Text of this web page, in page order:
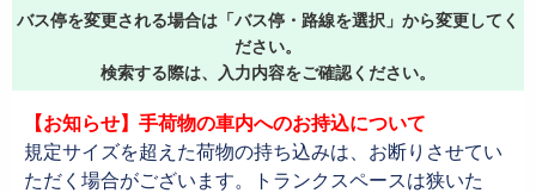
バス停を変更される場合は「バス停・路線を選択」から変更してく
ださい。
検索する際は、入力内容をご確認ください。
【お知らせ】手荷物の車内へのお持込について
規定サイズを超えた荷物の持ち込みは、お断りさせてい
ただく場合がございます。トランクスペースは狭いた